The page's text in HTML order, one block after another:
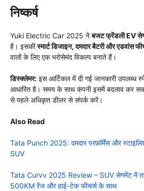
निष्कर्ष
Yuki Electric Car 2025 नेबजट फ्रेंडली EV
है। इसकीस्मार्ट डिजाइन, दमदार बैटरी और एडवांस
वालों के लिए एक भरोसेमंद विकल्प बनाते हैं।
डिस्क्लेमर: इस आर्टिकल में दी गई जानकारी उपलब्ध
आधारित है। समय के साथ कंपनी इसमें बदलाव कर
से पहले अधिकृत डीलर से संपर्क करें।
Also Read
Tata Punch 2025: दमदार परफ़ॉर्मेंस और
SUV
Tata Curvv 2025 Review – SUV सेगमेंट में
500KM रेंज और हाई-टेक फीचर्स के साथ